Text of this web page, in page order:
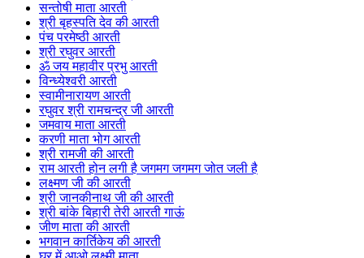
सन्तोषी माता आरती
श्री बृहस्पति देव की आरती
पंच परमेष्ठी आरती
श्री रघुवर आरती
ॐ जय महावीर प्रभु आरती
विन्ध्येश्वरी आरती
स्वामीनारायण आरती
रघुवर श्री रामचन्द्र जी आरती
जमवाय माता आरती
करणी माता भोग आरती
श्री रामजी की आरती
राम आरती होन लगी है जगमग जगमग जोत जली है
लक्ष्मण जी की आरती
श्री जानकीनाथ जी की आरती
श्री बांके बिहारी तेरी आरती गाऊं
जीण माता की आरती
भगवान कार्तिकेय की आरती